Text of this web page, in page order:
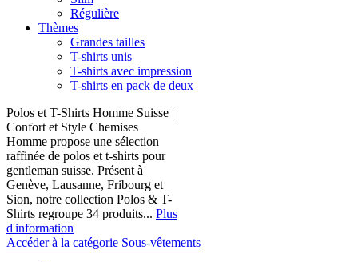
Régulière
Thèmes
Grandes tailles
T-shirts unis
T-shirts avec impression
T-shirts en pack de deux
Polos et T-Shirts Homme Suisse |
Confort et Style Chemises
Homme propose une sélection
raffinée de polos et t-shirts pour
gentleman suisse. Présent à
Genève, Lausanne, Fribourg et
Sion, notre collection Polos & T-
Shirts regroupe 34 produits... Plus
d'information
Accéder à la catégorie Sous-vêtements